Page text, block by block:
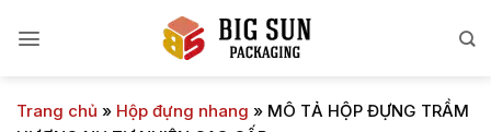
qua
Trang chủ » Hộp đựng nhang » MÔ TẢ HỘP ĐỰNG TRẦM